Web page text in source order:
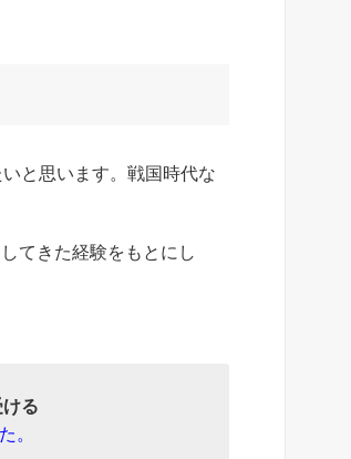
と思います。戦国時代な
てきた経験をもとにし
る
。